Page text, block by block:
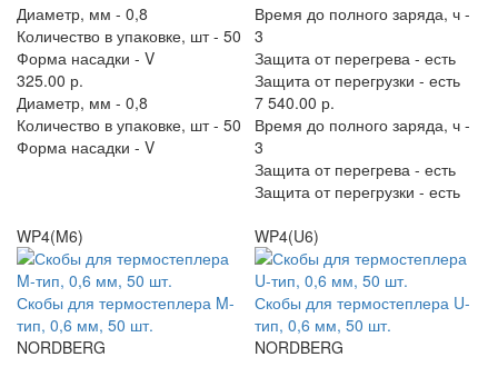
Диаметр, мм - 0,8
Количество в упаковке, шт - 50
Форма насадки - V
325.00 р.
Диаметр, мм - 0,8
Количество в упаковке, шт - 50
Форма насадки - V
Время до полного заряда, ч -
3
Защита от перегрева - есть
Защита от перегрузки - есть
7 540.00 р.
Время до полного заряда, ч -
3
Защита от перегрева - есть
Защита от перегрузки - есть
WP4(M6)
Скобы для термостеплера M-
тип, 0,6 мм, 50 шт.
NORDBERG
WP4(U6)
Скобы для термостеплера U-
тип, 0,6 мм, 50 шт.
NORDBERG